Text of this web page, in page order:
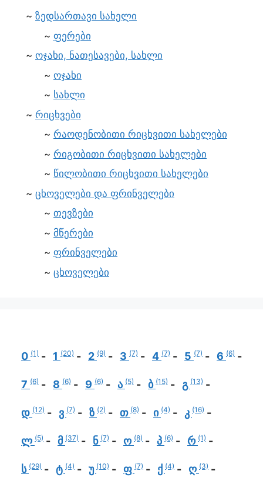
ზედსართავი სახელი
ფერები
ოჯახი, ნათესავები, სახლი
ოჯახი
სახლი
რიცხვები
რაოდენობითი რიცხვითი სახელები
რიგობითი რიცხვითი სახელები
წილობითი რიცხვითი სახელები
ცხოველები და ფრინველები
თევზები
მწერები
ფრინველები
ცხოველები
0 (1) 1 (20) 2 (9) 3 (7) 4 (7) 5 (7) 6 (6)
7 (6) 8 (6) 9 (6) ა (5) ბ (15) გ (13)
დ (12) ვ (7) ზ (2) თ (8) ი (4) კ (16)
ლ (5) მ (37) ნ (7) ო (8) პ (6) რ (1)
ს (29) ტ (4) უ (10) ფ (7) ქ (4) ღ (3)